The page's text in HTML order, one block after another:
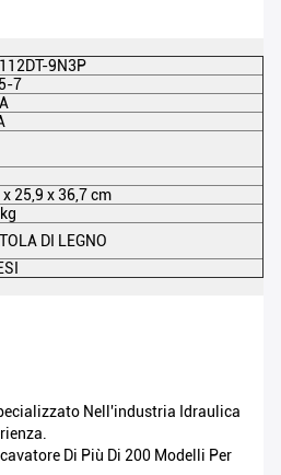
9N3P
7
x 25,9 x 36,7 cm
DI LEGNO
Nell'industria Idraulica
Di Più Di 200 Modelli Per